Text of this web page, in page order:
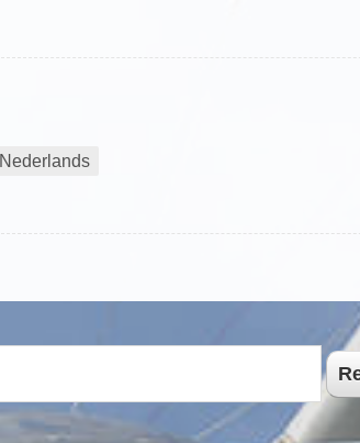
Nederlands